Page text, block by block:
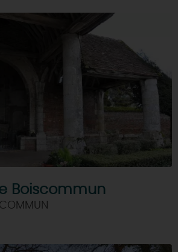
Boiscommun